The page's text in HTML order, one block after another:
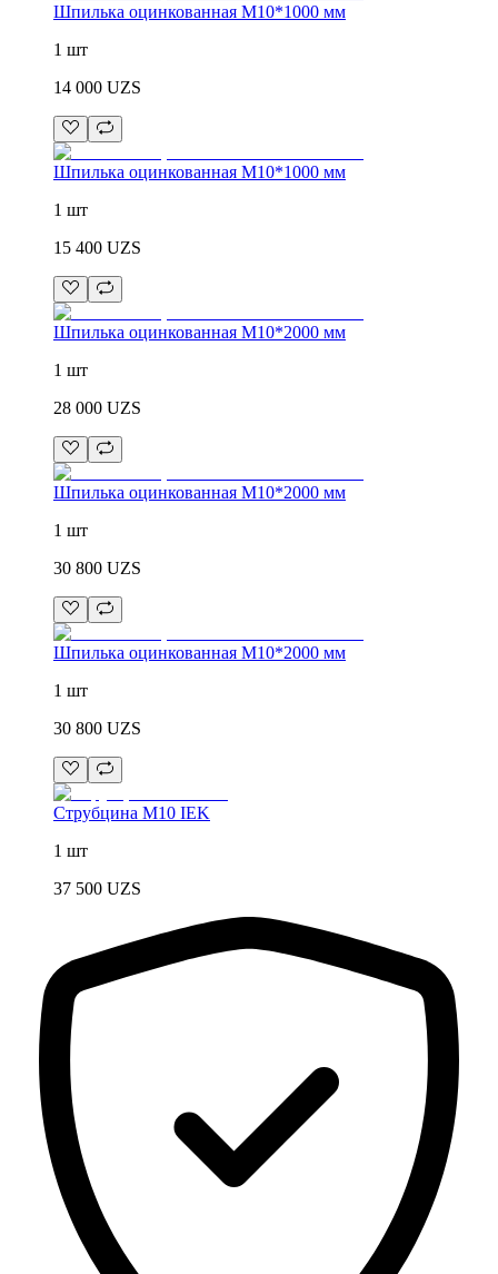
Шпилька оцинкованная М10*1000 мм
1 шт
14 000 UZS
Шпилька оцинкованная М10*1000 мм
1 шт
15 400 UZS
Шпилька оцинкованная М10*2000 мм
1 шт
28 000 UZS
Шпилька оцинкованная М10*2000 мм
1 шт
30 800 UZS
Шпилька оцинкованная М10*2000 мм
1 шт
30 800 UZS
Струбцина М10 IEK
1 шт
37 500 UZS